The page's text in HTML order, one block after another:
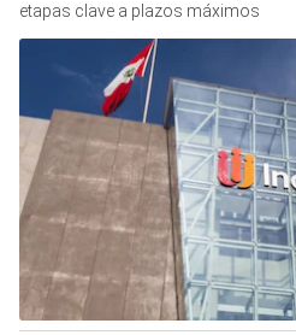
etapas clave a plazos máximos